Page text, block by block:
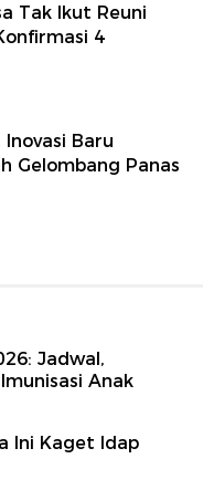
Tak Ikut Reuni
4
Inovasi Baru
Gelombang Panas
Jadwal,
Anak
Ini Kaget Idap